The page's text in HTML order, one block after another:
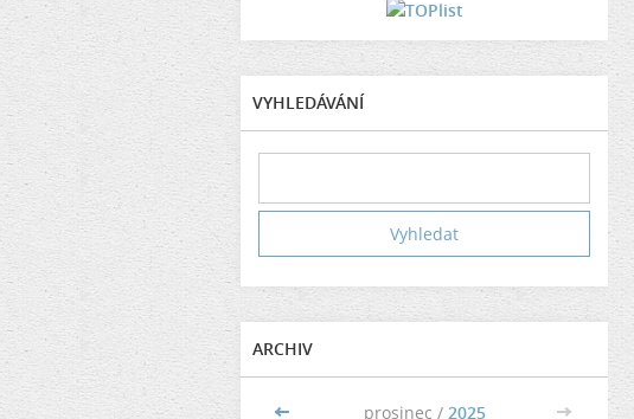
VYHLEDÁVÁNÍ
ARCHIV
<< prosinec / 2025 >>